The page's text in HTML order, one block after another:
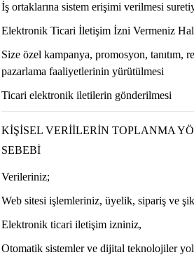
İş ortaklarına sistem erişimi verilmesi
Elektronik Ticari İletişim İzni Vermeniz
Size özel kampanya, promosyon, tanıtım,
pazarlama faaliyetlerinin yürütülmesi
Ticari elektronik iletilerin gönderilmesi
KİŞİSEL VERİİLERİN TOPLANMA
SEBEBİ
Verileriniz;
Web sitesi işlemleriniz, üyelik, sipariş ve
Elektronik ticari iletişim izniniz,
Otomatik sistemler ve dijital teknolojiler